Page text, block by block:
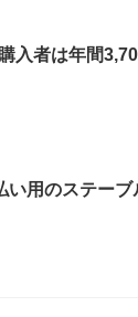
バナンス機能を提
者にとって、マ
を促進します。こ
ションでも利用さ
ーをサポートす
計されています。
り続けており、コ
、ゲームセクター
に焦点を当ててい
の継続的な関心を
通貨コミュニティ
入者は年間
用のステーブ